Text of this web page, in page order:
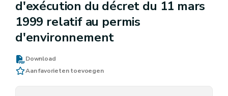
d'exécution du décret du 11 mars
1999 relatif au permis
d'environnement
Download
Aan favorieten toevoegen